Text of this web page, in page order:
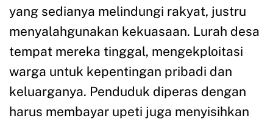
yang sedianya melindungi rakyat, justru
menyalahgunakan kekuasaan. Lurah desa
tempat mereka tinggal, mengekploitasi
warga untuk kepentingan pribadi dan
keluarganya. Penduduk diperas dengan
harus membayar upeti juga menyisihkan